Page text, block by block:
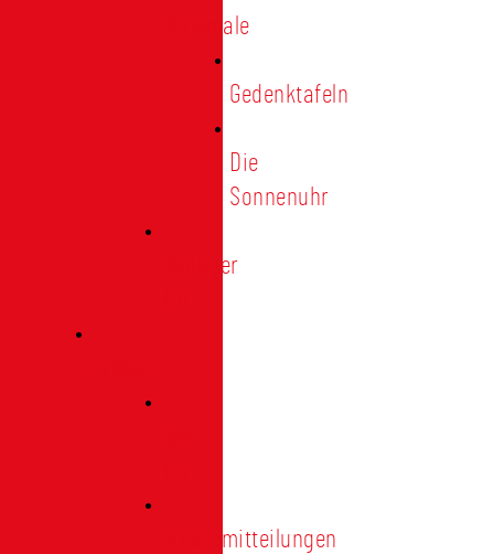
Denkmale
Gedenktafeln
Die
Sonnenuhr
Ratinger
Pressemitteilungen